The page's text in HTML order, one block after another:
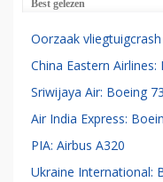
Best gelezen
Oorzaak
China Eastern
Sriwijaya Air: Boeing
Air India Express:
PIA: Airbus A320
Ukraine International: